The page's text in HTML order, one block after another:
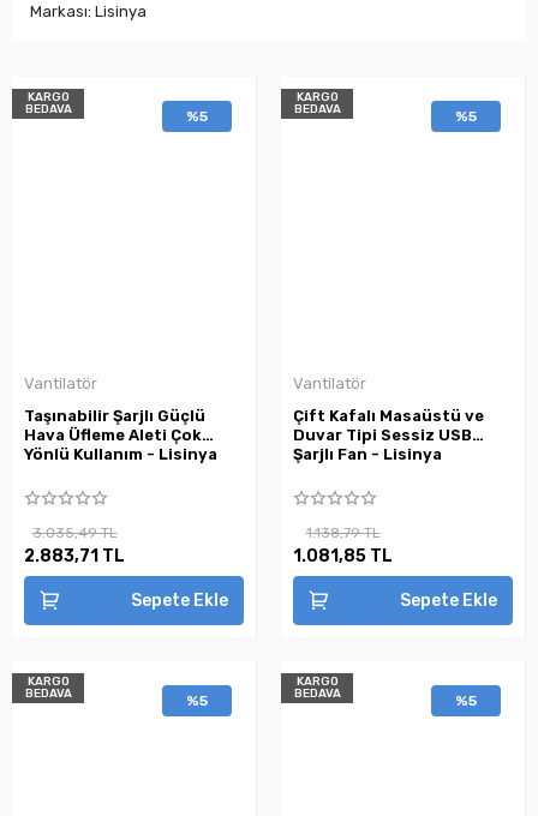
Markası: Lisinya
KARGO
BEDAVA
%5
Vantilatör
Taşınabilir Şarjlı Güçlü
Hava Üfleme Aleti Çok
Yönlü Kullanım - Lisinya
3.035,49 TL
2.883,71 TL
Sepete Ekle
KARGO
BEDAVA
%5
Vantilatör
Çift Kafalı Masaüstü ve
Duvar Tipi Sessiz USB
Şarjlı Fan - Lisinya
1.138,79 TL
1.081,85 TL
Sepete Ekle
KARGO
BEDAVA
%5
KARGO
BEDAVA
%5